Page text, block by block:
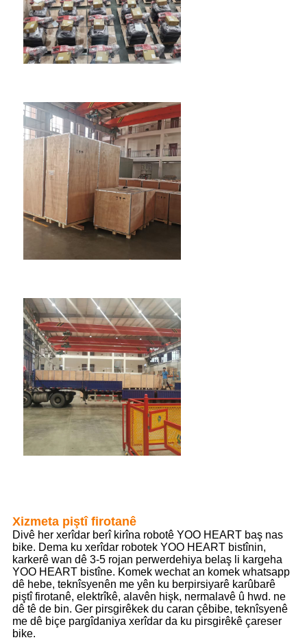
Xizmeta piştî firotanê
Divê her xerîdar berî kirîna robotê YOO HEART baş nas
bike. Dema ku xerîdar robotek YOO HEART bistînin,
karkerê wan dê 3-5 rojan perwerdehiya belaş li kargeha
YOO HEART bistîne. Komek wechat an komek whatsapp
dê hebe, teknîsyenên me yên ku berpirsiyarê karûbarê
piştî firotanê, elektrîkê, alavên hişk, nermalavê û hwd. ne
dê tê de bin. Ger pirsgirêkek du caran çêbibe, teknîsyenê
me dê biçe pargîdaniya xerîdar da ku pirsgirêkê çareser
bike.